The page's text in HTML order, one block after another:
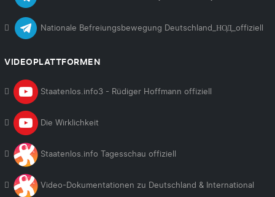
Nationale Befreiungsbewegung Deutschland_НОД_offiziell
VIDEOPLATTFORMEN
Staatenlos.info3 - Rüdiger Hoffmann offiziell
Die Wirklichkeit
Staatenlos.info Tagesschau offiziell
Video-Dokumentationen zu Deutschland & International